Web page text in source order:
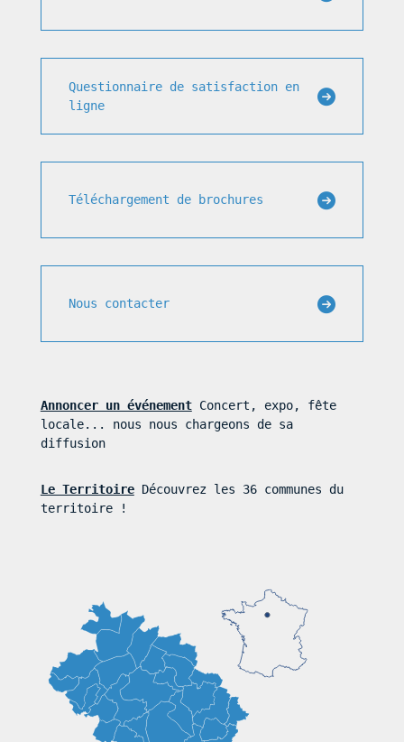
Questionnaire de satisfaction en
ligne
Téléchargement de brochures
Nous contacter
Annoncer un événementConcert, expo, fête
locale... nous nous chargeons de sa
diffusion
Le TerritoireDécouvrez les 36 communes du
territoire !